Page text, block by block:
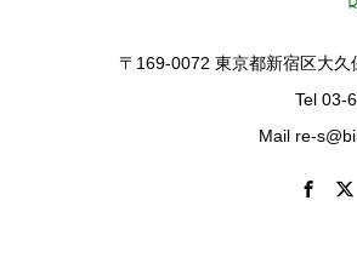
〒169-0072 東京都新宿区大
Tel 03-
Mail re-